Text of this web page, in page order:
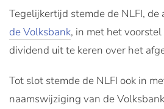
Tegelijkertijd stemde de NLFI, de
de Volksbank, in met het
dividend uit te keren over het
Tot slot stemde de NLFI ook in
naamswijziging van de